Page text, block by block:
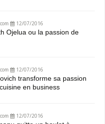
12/07/2016
Ojelua ou la passion de
12/07/2016
transforme sa passion
en business
12/07/2016